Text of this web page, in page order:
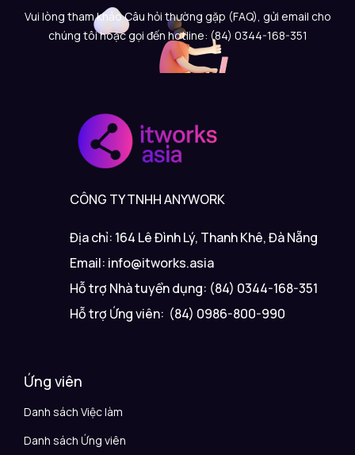
Vui lòng tham khảo Câu hỏi thường gặp (FAQ), gửi email cho
chúng tôi hoặc gọi đến hotline: (84) 0344-168-351
CÔNG TY TNHH ANYWORK
Địa chỉ: 164 Lê Đình Lý, Thanh Khê, Đà Nẵng
Email: info@itworks.asia
Hỗ trợ Nhà tuyển dụng: (84) 0344-168-351
Hỗ trợ Ứng viên: (84) 0986-800-990
Ứng viên
Danh sách Việc làm
Danh sách Ứng viên